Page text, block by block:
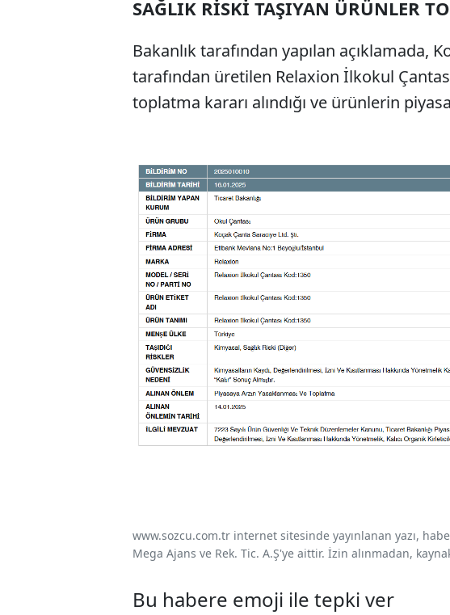
SAĞLIK RİSKİ TAŞIYAN ÜRÜNLER
Bakanlık tarafından yapılan açıklamada,
tarafından üretilen Relaxion İlkokul
toplatma kararı alındığı ve ürünlerin
www.sozcu.com.tr internet sitesinde yayınlanan yazı,
Mega Ajans ve Rek. Tic. A.Ş'ye aittir. İzin alınmadan,
Bu habere emoji ile tepki ver